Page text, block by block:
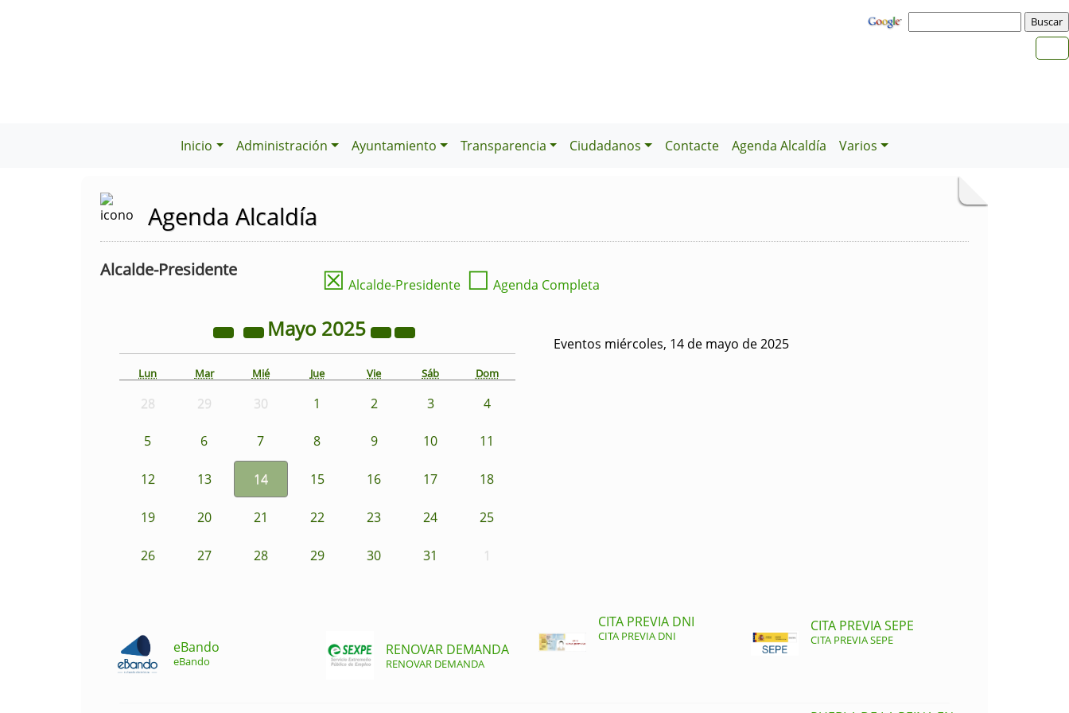
Inicio Administración Ayuntamiento Transparencia Ciudadanos Contacte Agenda Alcaldía Varios
Agenda Alcaldía
Alcalde-Presidente ☒ Alcalde-Presidente ☐ Agenda Completa
Mayo 2025
Lun Mar Mié Jue Vie Sáb Dom
28 29 30 1 2 3 4
5 6 7 8 9 10 11
12 13 14 15 16 17 18
19 20 21 22 23 24 25
26 27 28 29 30 31 1
Eventos miércoles, 14 de mayo de 2025
eBando
eBando
RENOVAR DEMANDA
RENOVAR DEMANDA
CITA PREVIA DNI
CITA PREVIA DNI
CITA PREVIA SEPE
CITA PREVIA SEPE